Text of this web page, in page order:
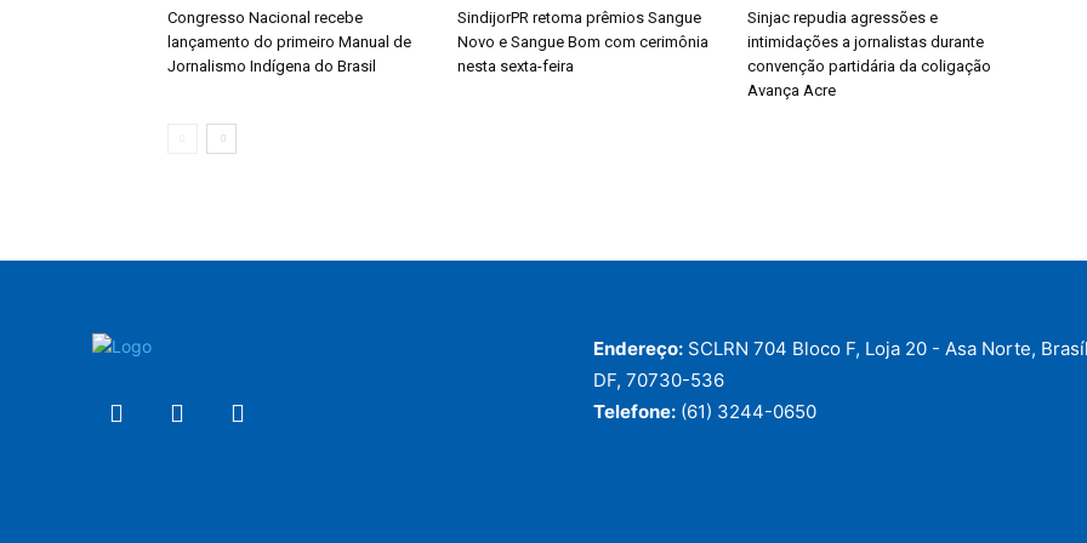
Congresso Nacional recebe
lançamento do primeiro Manual de
Jornalismo Indígena do Brasil
SindijorPR retoma prêmios Sangue
Novo e Sangue Bom com cerimônia
nesta sexta-feira
Sinjac repudia agressões e
intimidações a jornalistas durante
convenção partidária da coligação
Avança Acre
Endereço: SCLRN 704 Bloco F, Loja 20 - Asa Norte,
DF, 70730-536
Telefone: (61) 3244-0650